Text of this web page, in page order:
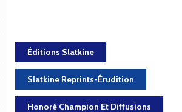
Éditions Slatkine
Slatkine Reprints-Érudition
Honoré Champion Et Diffusions